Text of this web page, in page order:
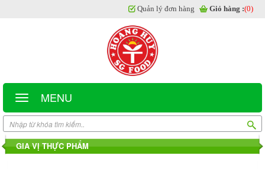
MENU
Quản lý đơn hàng Giỏ hàng :(0)
GIA VỊ THỰC PHẨM